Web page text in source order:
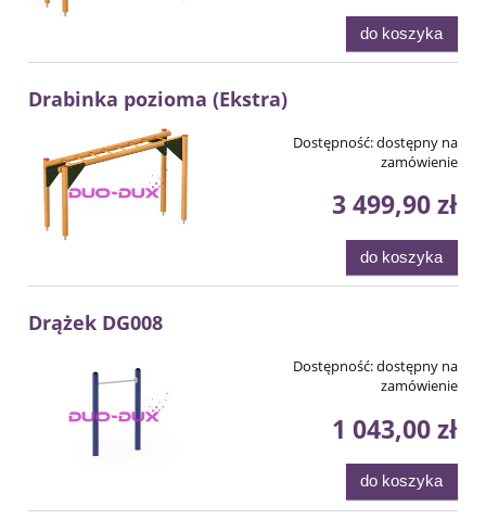
do koszyka
Drabinka pozioma (Ekstra)
Dostępność:dostępny na
zamówienie
3 499,90 zł
do koszyka
Drążek DG008
Dostępność:dostępny na
zamówienie
1 043,00 zł
do koszyka